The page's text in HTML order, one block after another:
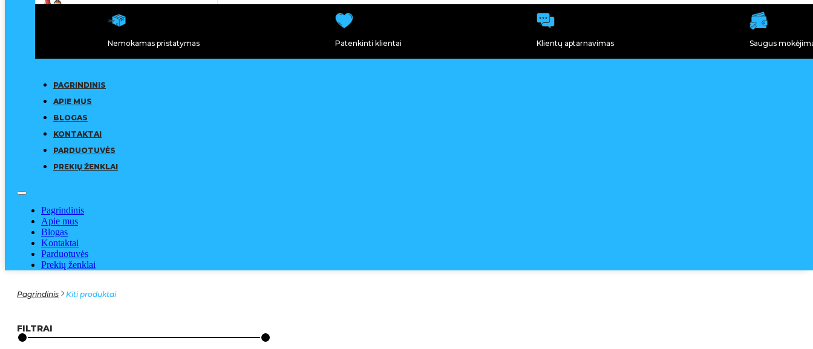
Kiti produktai
Nemokamas pristatymas Patenkinti klientai Klientų aptarnavimas Saugus
PAGRINDINIS
APIE MUS
BLOGAS
KONTAKTAI
PARDUOTUVĖS
PREKIŲ ŽENKLAI
Pagrindinis
Apie mus
Blogas
Kontaktai
Parduotuvės
Prekių ženklai
Pagrindinis Kiti produktai
FILTRAI